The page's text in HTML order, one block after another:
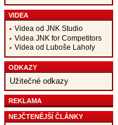
VIDEA
Videa od JNK Studio
Videa JNK for Competitors
Videa od Luboše Laholy
ODKAZY
Užitečné odkazy
REKLAMA
NEJČTENĚJŠÍ ČLÁNKY